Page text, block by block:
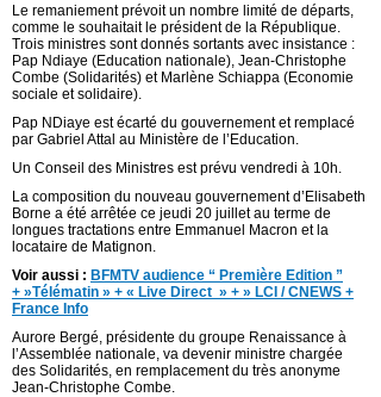
Le remaniement prévoit un nombre limité de départs,
comme le souhaitait le président de la République.
Trois ministres sont donnés sortants avec insistance :
Pap Ndiaye (Education nationale), Jean-Christophe
Combe (Solidarités) et Marlène Schiappa (Economie
sociale et solidaire).
Pap NDiaye est écarté du gouvernement et remplacé
par Gabriel Attal au Ministère de l’Education.
Un Conseil des Ministres est prévu vendredi à 10h.
La composition du nouveau gouvernement d’Elisabeth
Borne a été arrêtée ce jeudi 20 juillet au terme de
longues tractations entre Emmanuel Macron et la
locataire de Matignon.
Voir aussi : BFMTV audience “ Première Edition ”
+ »Télématin » + « Live Direct » + » LCI / CNEWS +
France Info
Aurore Bergé, présidente du groupe Renaissance à
l’Assemblée nationale, va devenir ministre chargée
des Solidarités, en remplacement du très anonyme
Jean-Christophe Combe.